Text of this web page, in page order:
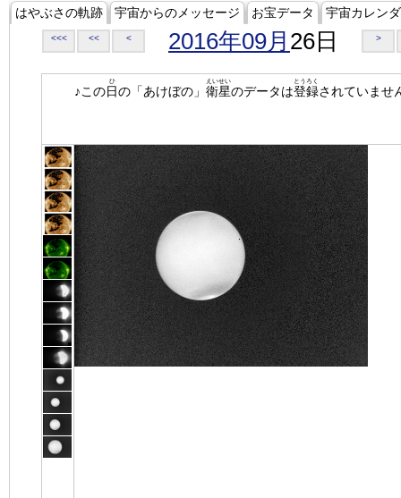
はやぶさの軌跡 宇宙からのメッセージ お宝データ 宇宙カレン
<<< << < 2016年09月 26日 >
♪この日
ひ
の「あけぼの」 衛星
えいせい
のデータは登録
とうろく
されていませ